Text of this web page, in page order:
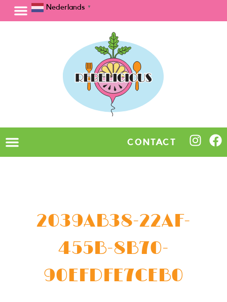
Nederlands ▼
CONTACT
2039AB38-22AF-
455B-8B70-
90EFDFE7CEB0